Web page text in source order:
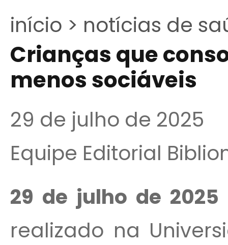
início > notícias de
Crianças que
menos sociáveis
29 de julho de 2025
Equipe Editorial
29 de julho de 2025
realizado na